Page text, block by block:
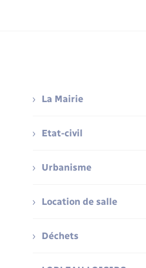
La Mairie
Etat-civil
Urbanisme
Location de salle
Déchets